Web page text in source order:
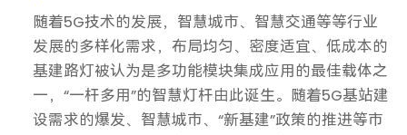
随着5G技术的发展，智慧城市、智慧交通等等行业
发展的多样化需求，布局均匀、密度适宜、低成本的
基建路灯被认为是多功能模块集成应用的最佳载体之
一，“一杆多用”的智慧灯杆由此诞生。随着5G基站建
设需求的爆发、智慧城市、“新基建”政策的推进等市